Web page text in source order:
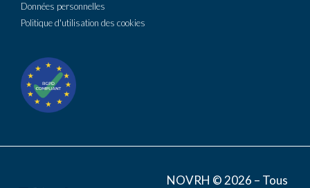
Données personnelles
Politique d'utilisation des cookies
NOVRH © 2026 – Tous